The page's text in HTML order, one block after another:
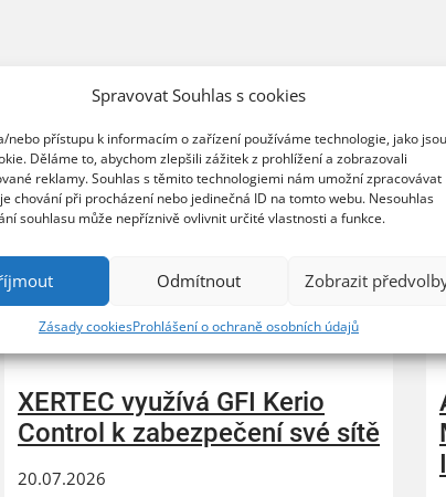
Spravovat Souhlas s cookies
nebo přístupu k informacím o zařízení používáme technologie, jako jsou
Děláme to, abychom zlepšili zážitek z prohlížení a zobrazovali
reklamy. Souhlas s těmito technologiemi nám umožní zpracovávat
chování při procházení nebo jedinečná ID na tomto webu. Nesouhlas
souhlasu může nepříznivě ovlivnit určité vlastnosti a funkce.
Odmítnout Zobrazit
Zásady cookiesProhlášení o ochraně osobních údajů
XERTEC využívá GFI Kerio
Control k zabezpečení své sítě
20.07.2026